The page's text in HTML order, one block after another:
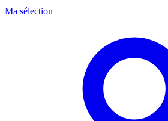
Ma sélection